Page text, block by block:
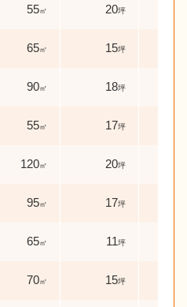
55㎡ 20坪
65㎡ 15坪
90㎡ 18坪
55㎡ 17坪
120㎡ 20坪
95㎡ 17坪
65㎡ 11坪
70㎡ 15坪